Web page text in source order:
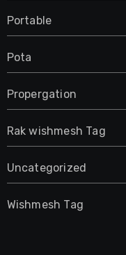
Portable
Pota
Propergation
Rak wishmesh Tag
Uncategorized
Wishmesh Tag